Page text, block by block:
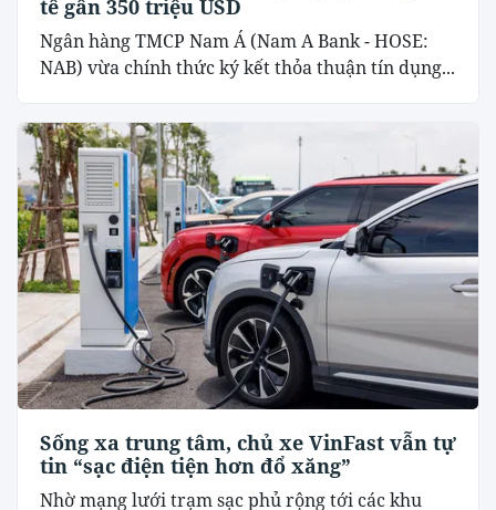
tế gần 350 triệu USD
Ngân hàng TMCP Nam Á (Nam A Bank - HOSE:
NAB) vừa chính thức ký kết thỏa thuận tín dụng...
Sống xa trung tâm, chủ xe VinFast vẫn tự
tin “sạc điện tiện hơn đổ xăng”
Nhờ mạng lưới trạm sạc phủ rộng tới các khu